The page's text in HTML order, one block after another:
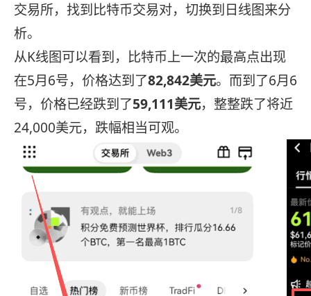
交易所，找到比特币交易对，切换到日线图来分
析。
从K线图可以看到，比特币上一次的最高点出现
在5月6号，价格达到了82,842美元。而到了6月6
号，价格已经跌到了59,111美元，整整跌了将近
24,000美元，跌幅相当可观。